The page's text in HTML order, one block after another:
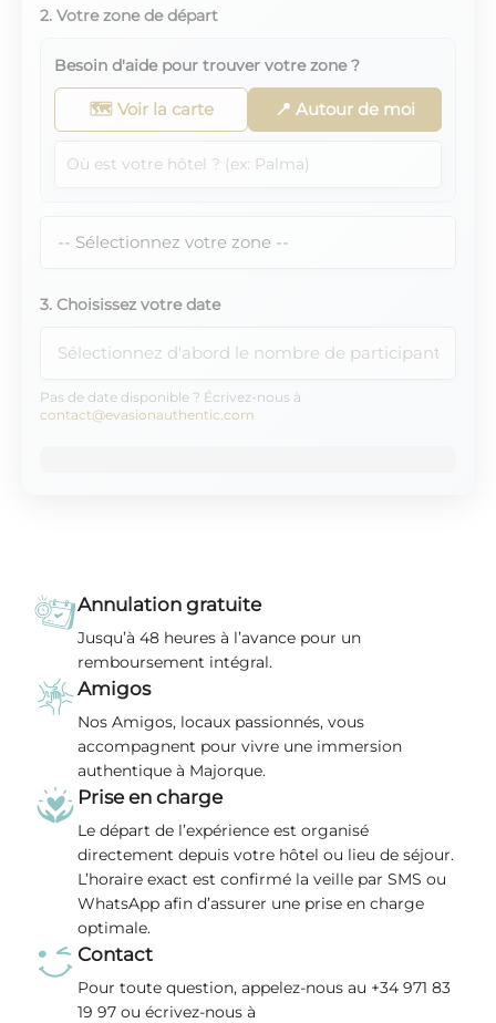
2. Votre zone de départ
Besoin d'aide pour trouver votre zone ?
🗺️ Voir la carte 📍 Autour de moi
3. Choisissez votre date
Pas de date disponible ? Écrivez-nous à
contact@evasionauthentic.com
Annulation gratuite
Jusqu’à 48 heures à l’avance pour un
remboursement intégral.
Amigos
Nos Amigos, locaux passionnés, vous
accompagnent pour vivre une immersion
authentique à Majorque.
Prise en charge
Le départ de l’expérience est organisé
directement depuis votre hôtel ou lieu de séjour.
L’horaire exact est confirmé la veille par SMS ou
WhatsApp afin d’assurer une prise en charge
optimale.
Contact
Pour toute question, appelez-nous au +34 971 83
19 97 ou écrivez-nous à